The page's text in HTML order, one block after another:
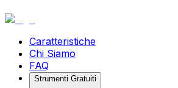
Caratteristiche
Chi Siamo
FAQ
Strumenti Gratuiti